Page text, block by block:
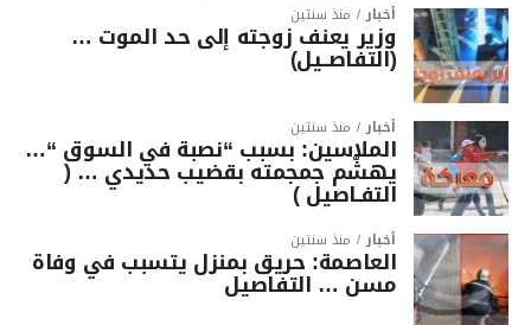
أخبار منذ سنتين
وزير يعنف زوجته إلى حد الموت …
(التفاصــيل)
أخبار منذ سنتين
الملاسين: بسبب “نصبة في السوق “…
يهشّم جمجمته بقضيب حديدي … (
التفـاصيل )
أخبار منذ سنتين
العاصمة: حريق بمنزل يتسبب في وفاة
مسن … التفاصيل